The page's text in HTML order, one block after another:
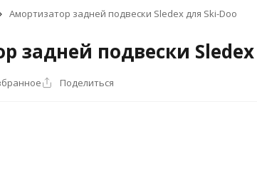
Амортизатор задней подвески Sledex для Ski-Doo
задней подвески
Поделиться